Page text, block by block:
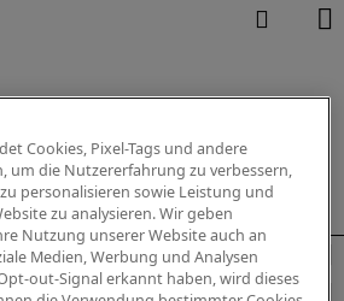
Cookies, Pixel-Tags und andere
um die Nutzererfahrung zu verbessern,
personalisieren sowie Leistung und
zu analysieren. Wir geben
Nutzung unserer Website auch an
Medien, Werbung und Analysen
out-Signal erkannt haben, wird dieses